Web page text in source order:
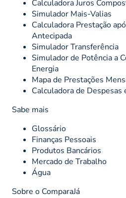
Calculadora Juros
Simulador Mais-Valias
Calculadora Prestação
Antecipada
Simulador Transferência
Simulador de Potência a
Energia
Mapa de Prestações
Calculadora de
Sabe mais
Glossário
Finanças Pessoais
Produtos Bancários
Mercado de Trabalho
Água
Sobre o ComparaJá